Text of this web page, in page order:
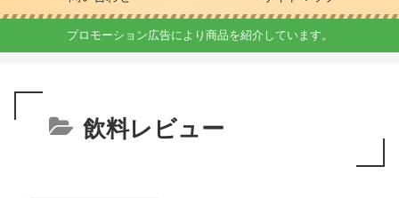
プロモーション広告により商品を紹介しています。
飲料レビュー